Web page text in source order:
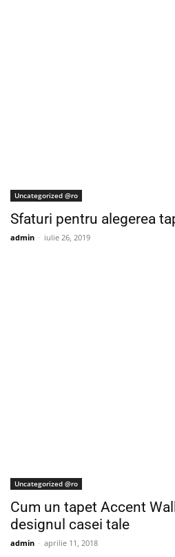
Uncategorized @ro
Sfaturi pentru alegerea
admin - iulie 26, 2019
Uncategorized @ro
Cum un tapet Accent
designul casei tale
admin - aprilie 11, 2018